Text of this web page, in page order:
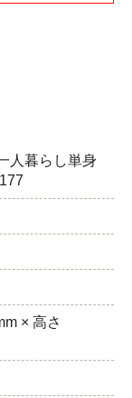
人暮らし単身
× 高さ